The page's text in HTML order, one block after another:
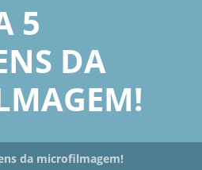
5
DA
da microfilmagem!